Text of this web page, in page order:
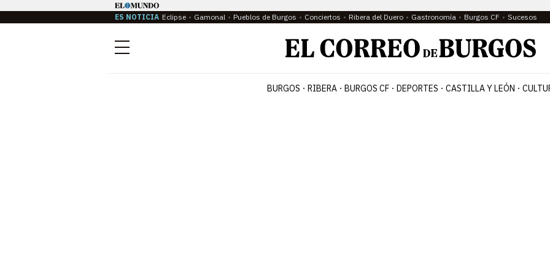
ES NOTICIA Eclipse Gamonal Pueblos de Burgos Conciertos Ribera del Duero Gastronomía Burgos CF Sucesos
Menú
BURGOS RIBERA BURGOS CF DEPORTES CASTILLA Y LEÓN